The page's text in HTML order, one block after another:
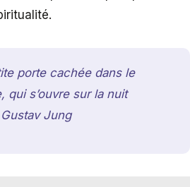
porte cachée dans le
qui s’ouvre sur la nuit
Jung